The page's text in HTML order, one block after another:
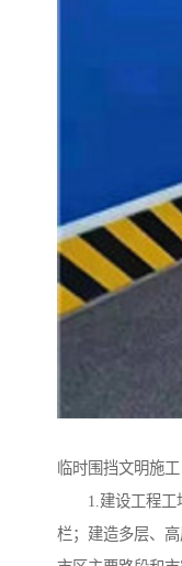
临时围挡文明施工
1.建设工程工地
栏；建造多层、